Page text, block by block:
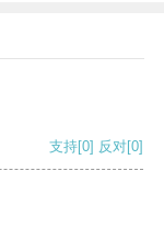
支持[0] 反对[0]